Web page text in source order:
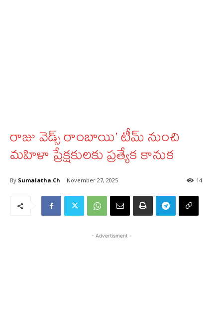
రాజు వెడ్స్ రాంబాయి’ టీమ్ నుంచి
మహిళా ప్రేక్షకులకు ప్రత్యేక కానుక
By Sumalatha Ch November 27, 2025 14
- Advertisment -